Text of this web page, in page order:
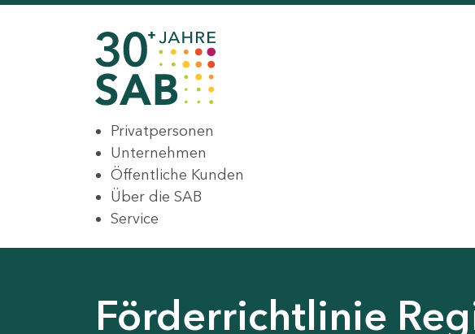
Privatpersonen
Unternehmen
Öffentliche Kunden
Über die SAB
Service
Förderrichtlinie